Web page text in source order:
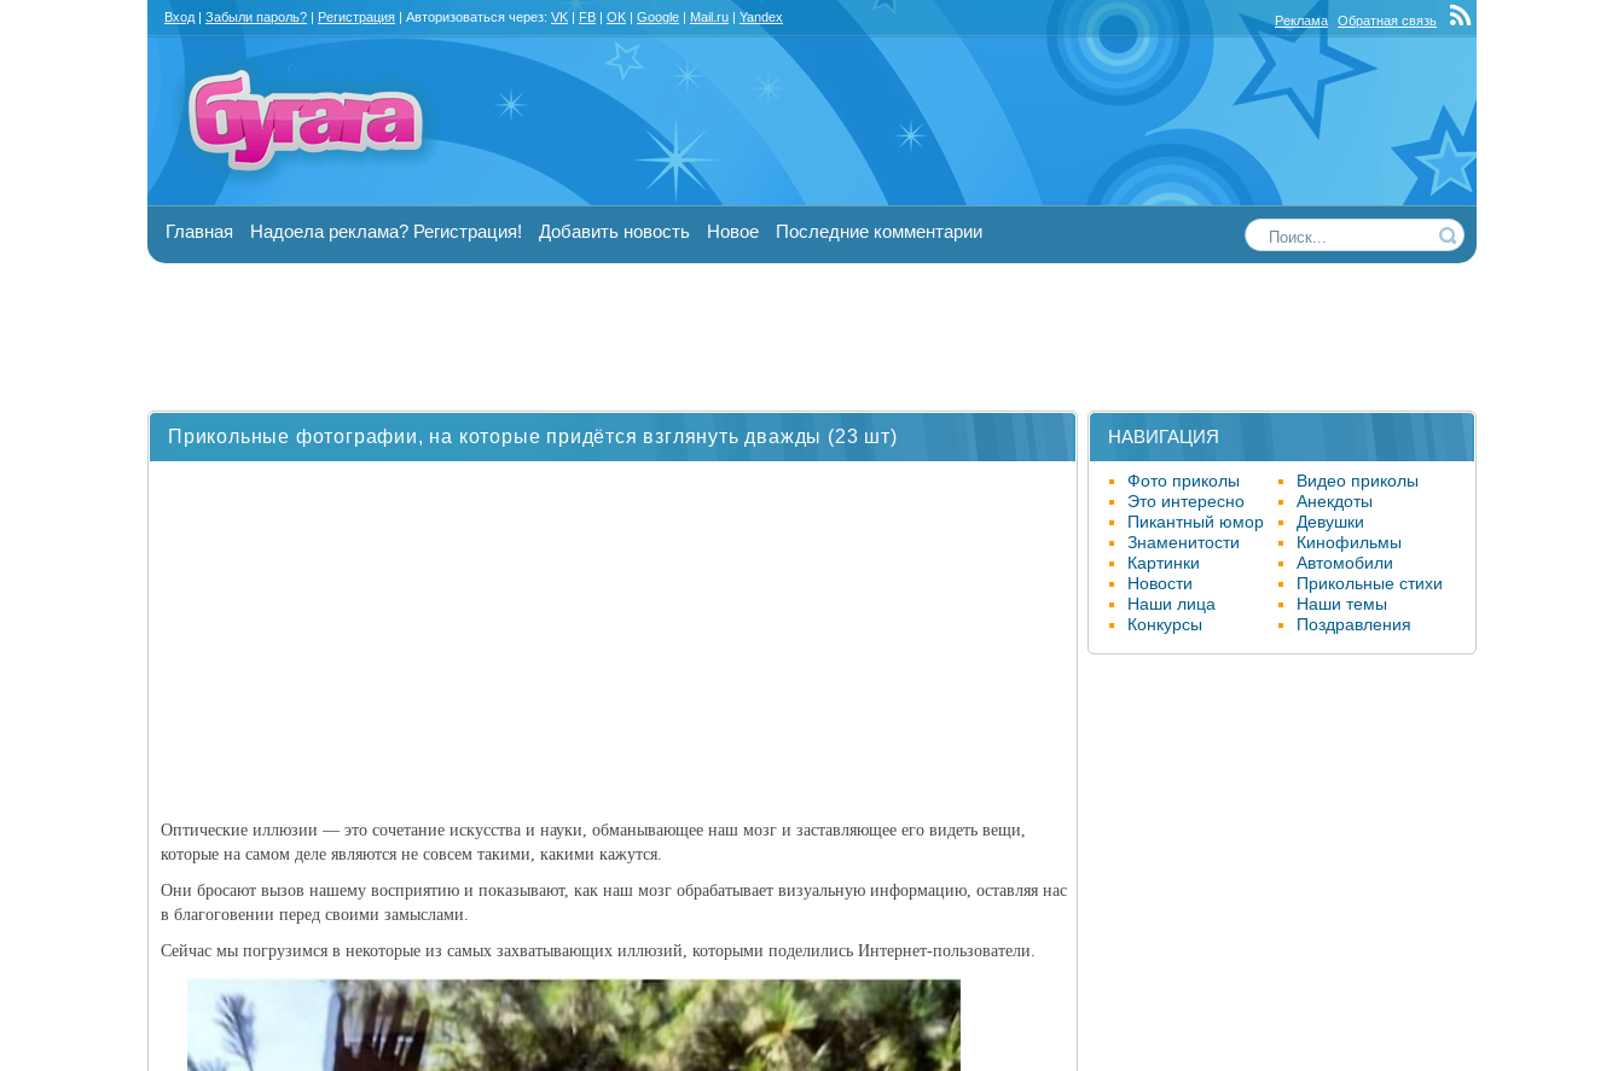
Прикольные фотографии, на которые придётся взглянуть дважды (23 шт)
Оптические иллюзии — это сочетание искусства и науки, обманывающее наш мозг и заставляющее его видеть вещи,
которые на самом деле являются не совсем такими, какими кажутся.
Они бросают вызов нашему восприятию и показывают, как наш мозг обрабатывает визуальную информацию, оставляя нас
в благоговении перед своими замыслами.
Сейчас мы погрузимся в некоторые из самых захватывающих иллюзий, которыми поделились Интернет-пользователи.
НАВИГАЦИЯ
Фото приколы
Видео приколы
Это интересно
Анекдоты
Пикантный юмор
Девушки
Знаменитости
Кинофильмы
Картинки
Автомобили
Новости
Прикольные стихи
Наши лица
Наши темы
Конкурсы
Поздравления
Вход | Забыли пароль? | Регистрация | Авторизоваться через: VK | FB | OK | Google | Mail.ru | Yandex Реклама Обратная связь
Главная Надоела реклама? Регистрация! Добавить новость Новое Последние комментарии